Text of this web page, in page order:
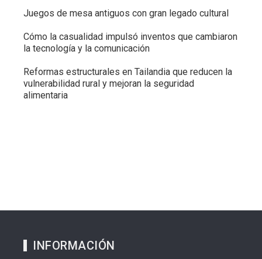
Juegos de mesa antiguos con gran legado cultural
Cómo la casualidad impulsó inventos que cambiaron
la tecnología y la comunicación
Reformas estructurales en Tailandia que reducen la
vulnerabilidad rural y mejoran la seguridad
alimentaria
INFORMACIÓN